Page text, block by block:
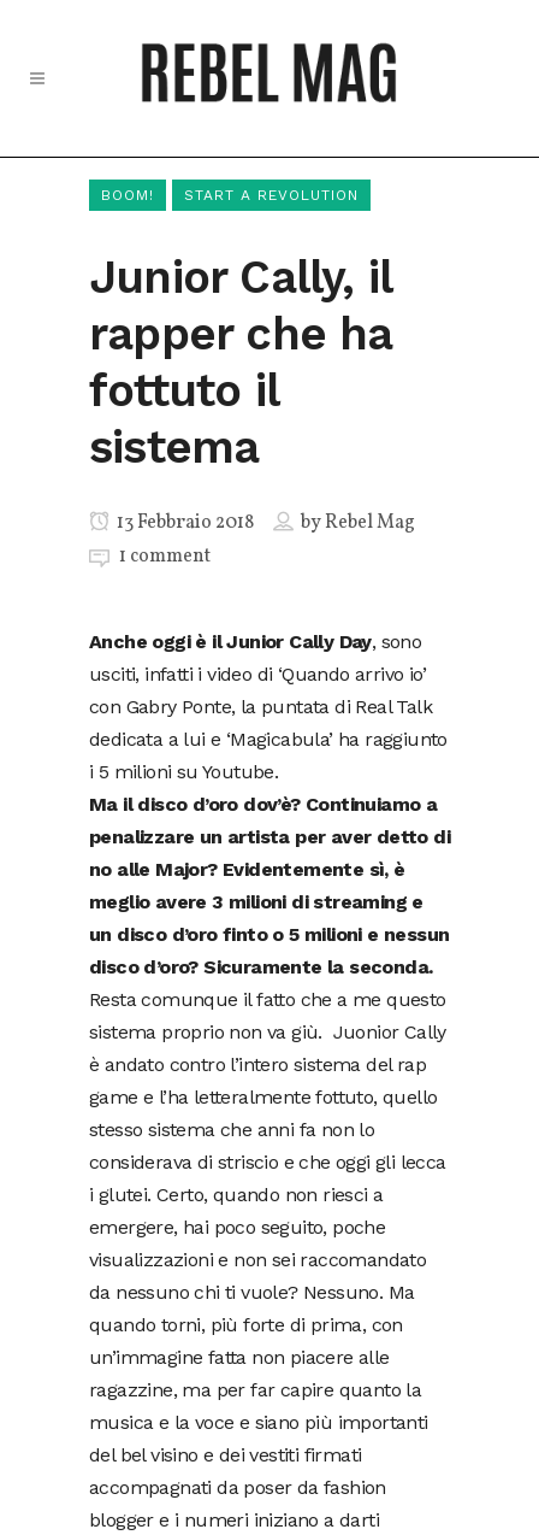
BOOM! START A REVOLUTION
Junior Cally, il
rapper che ha
fottuto il
sistema
13 Febbraio 2018 byRebel Mag
1 comment
Anche oggi è il Junior Cally Day, sono
usciti, infatti i video di ‘Quando arrivo io’
con Gabry Ponte, la puntata di Real Talk
dedicata a lui e ‘Magicabula’ ha raggiunto
i 5 milioni su Youtube.
Ma il disco d’oro dov’è? Continuiamo a
penalizzare un artista per aver detto di
no alle Major? Evidentemente sì, è
meglio avere 3 milioni di streaming e
un disco d’oro finto o 5 milioni e nessun
disco d’oro? Sicuramente la seconda.
Resta comunque il fatto che a me questo
sistema proprio non va giù. Juonior Cally
è andato contro l’intero sistema del rap
game e l’ha letteralmente fottuto, quello
stesso sistema che anni fa non lo
considerava di striscio e che oggi gli lecca
i glutei. Certo, quando non riesci a
emergere, hai poco seguito, poche
visualizzazioni e non sei raccomandato
da nessuno chi ti vuole? Nessuno. Ma
quando torni, più forte di prima, con
un’immagine fatta non piacere alle
ragazzine, ma per far capire quanto la
musica e la voce e siano più importanti
del bel visino e dei vestiti firmati
accompagnati da poser da fashion
blogger e i numeri iniziano a darti